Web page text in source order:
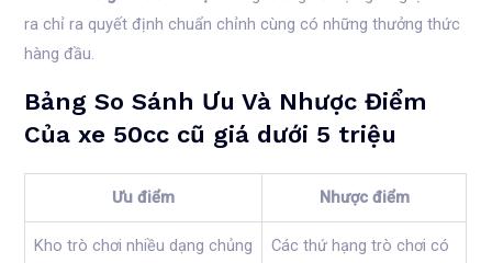
ra chỉ ra quyết định chuẩn chỉnh cùng có những thưởng thức
hàng đầu.
Bảng So Sánh Ưu Và Nhược Điểm
Của xe 50cc cũ giá dưới 5 triệu
Ưu điểm Nhược điểm
Kho trò chơi nhiều dạng chủng
Các thứ hạng trò chơi có